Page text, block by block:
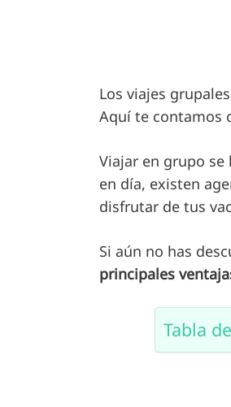
Los viajes
Aquí te contamos
Viajar en grupo
en día, existen
disfrutar de tus
Si aún no has
principales
Tabla